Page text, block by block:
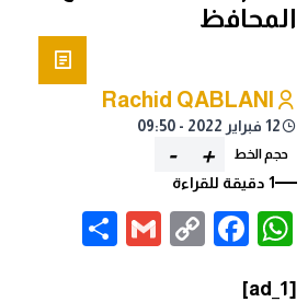
المحافظ
Rachid QABLANI
12 فبراير 2022 - 09:50
حجم الخط +
-
1 دقيقة للقراءة
WhatsApp
Facebook
Copy
Gmail
[ad_1]